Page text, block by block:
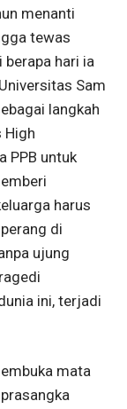
menanti
tewas
berapa hari ia
Sam
langkah
High
PPB untuk
harus
di
ujung
ini, terjadi
mata